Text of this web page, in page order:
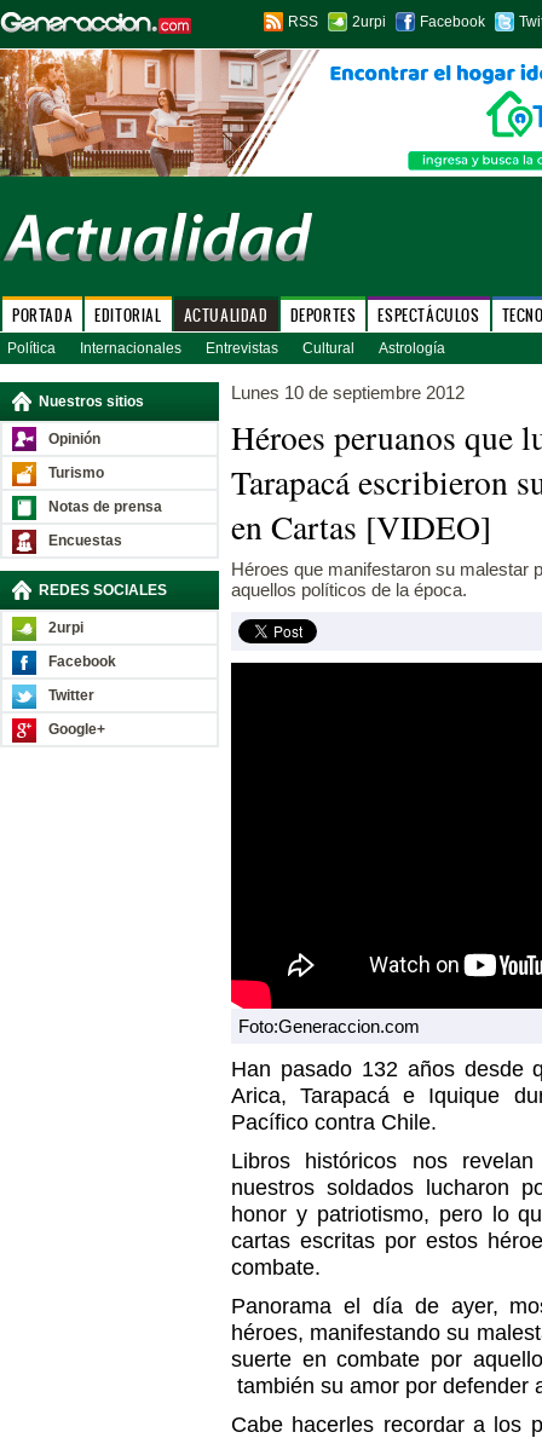
RSS 2urpi Facebook
PORTADA EDITORIAL ACTUALIDAD DEPORTES ESPECTÁCULOS
Política Internacionales Entrevistas Cultural Astrología
Nuestros sitios
Opinión
Turismo
Notas de prensa
Encuestas
REDES SOCIALES
2urpi
Facebook
Twitter
Google+
Lunes 10 de septiembre 2012
Héroes peruanos que
Tarapacá escribieron
en Cartas [VIDEO]
Héroes que manifestaron su malestar
aquellos políticos de la época.
Foto:Generaccion.com
Han pasado 132 años desde
Arica, Tarapacá e Iquique
Pacífico contra Chile.
Libros históricos nos
nuestros soldados lucharon
honor y patriotismo, pero lo
cartas escritas por estos
combate.
Panorama el día de ayer,
héroes, manifestando su
suerte en combate por
también su amor por
Cabe hacerles recordar a los